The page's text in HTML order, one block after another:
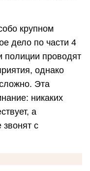
крупном
дело по части 4
полиции проводят
однако
Эта
никаких
а
звонят с